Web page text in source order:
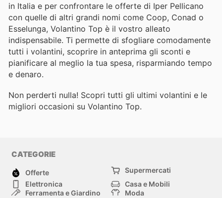
in Italia e per confrontare le offerte di Iper Pellicano
con quelle di altri grandi nomi come Coop, Conad o
Esselunga, Volantino Top è il vostro alleato
indispensabile. Ti permette di sfogliare comodamente
tutti i volantini, scoprire in anteprima gli sconti e
pianificare al meglio la tua spesa, risparmiando tempo
e denaro.
Non perderti nulla! Scopri tutti gli ultimi volantini e le
migliori occasioni su Volantino Top.
CATEGORIE
Offerte
Supermercati
Elettronica
Casa e Mobili
Ferramenta e Giardino
Moda